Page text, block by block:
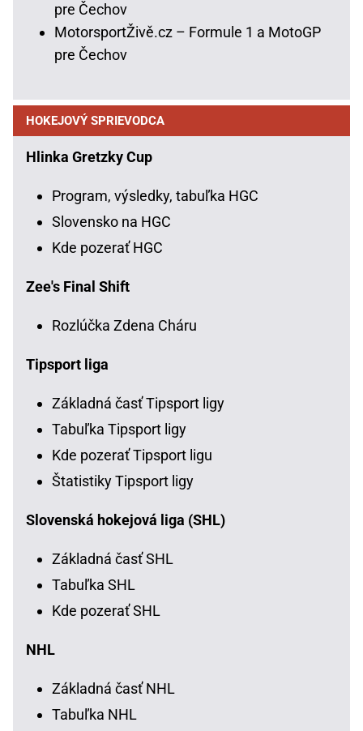
pre Čechov
MotorsportŽivě.cz – Formule 1 a MotoGP
pre Čechov
HOKEJOVÝ SPRIEVODCA
Hlinka Gretzky Cup
Program, výsledky, tabuľka HGC
Slovensko na HGC
Kde pozerať HGC
Zee's Final Shift
Rozlúčka Zdena Cháru
Tipsport liga
Základná časť Tipsport ligy
Tabuľka Tipsport ligy
Kde pozerať Tipsport ligu
Štatistiky Tipsport ligy
Slovenská hokejová liga (SHL)
Základná časť SHL
Tabuľka SHL
Kde pozerať SHL
NHL
Základná časť NHL
Tabuľka NHL